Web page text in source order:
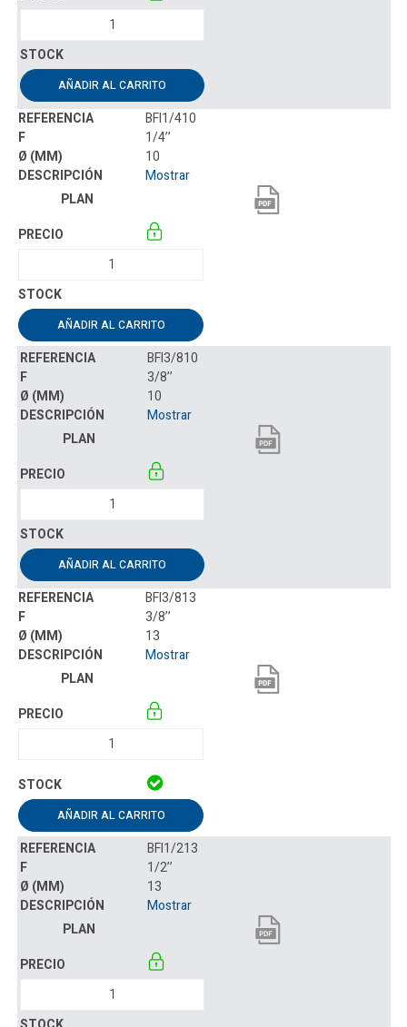
AÑADIR AL CARRITO
BFI1/410
1/4’’
10
Mostrar
AÑADIR AL CARRITO
BFI3/810
3/8’’
10
Mostrar
AÑADIR AL CARRITO
BFI3/813
3/8’’
13
Mostrar
AÑADIR AL CARRITO
BFI1/213
1/2’’
13
Mostrar